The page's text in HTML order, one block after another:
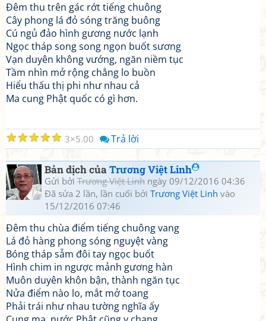
Đêm thu trên gác rớt tiếng chuông
Cây phong lá đỏ sóng trăng buông
Cú ngủ đảo hình gương nước lạnh
Ngọc tháp song song ngọn buốt sương
Vạn duyên không vướng, ngăn niềm tục
Tầm nhìn mở rộng chẳng lo buồn
Hiểu thấu thị phi như nhau cả
Ma cung Phật quốc có gì hơn.
☆
☆
☆
☆
☆ 3 5.00 Trả lời
Bản dịch củaTrương Việt Linh
Gửi bởi Trương Việt Linh ngày 09/12/2016 04:36
Đã sửa 2 lần, lần cuối bởi Trương Việt Linh vào
15/12/2016 07:46
Đêm thu chùa điểm tiếng chuông vang
Lá đỏ hàng phong sóng nguyệt vàng
Bóng tháp sẫm đôi tay ngọc buốt
Hình chim in ngược mảnh gương hàn
Muôn duyên khôn bận, thành ngăn tục
Nửa điểm nào lo, mắt mở toang
Phải trái như nhau tường nghĩa ấy